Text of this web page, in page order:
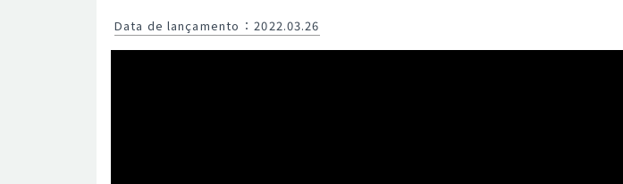
Data de lançamento ： 2022.03.26